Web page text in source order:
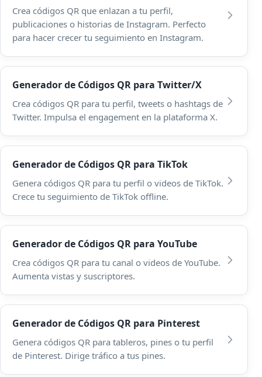
Crea códigos QR que enlazan a tu perfil,
publicaciones o historias de Instagram. Perfecto
para hacer crecer tu seguimiento en Instagram.
Generador de Códigos QR para Twitter/X
Crea códigos QR para tu perfil, tweets o hashtags de
Twitter. Impulsa el engagement en la plataforma X.
Generador de Códigos QR para TikTok
Genera códigos QR para tu perfil o videos de TikTok.
Crece tu seguimiento de TikTok offline.
Generador de Códigos QR para YouTube
Crea códigos QR para tu canal o videos de YouTube.
Aumenta vistas y suscriptores.
Generador de Códigos QR para Pinterest
Genera códigos QR para tableros, pines o tu perfil
de Pinterest. Dirige tráfico a tus pines.